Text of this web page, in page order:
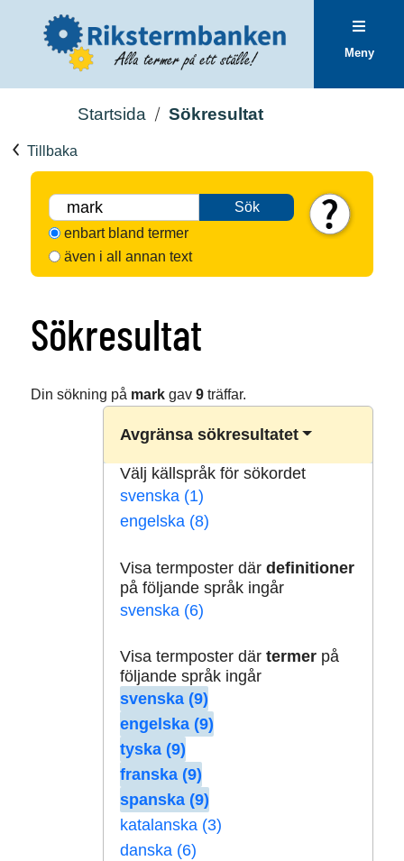
Meny
Startsida Sökresultat
Tillbaka
Sök
enbart bland termer
även i all annan text
Sökresultat
Din sökning på markgav 9träffar.
Avgränsa sökresultatet
Välj källspråk för sökordet
svenska (1)
engelska (8)
Visa termposter där definitioner
på följande språk ingår
svenska (6)
Visa termposter där termerpå
följande språk ingår
svenska (9)
engelska (9)
tyska (9)
franska (9)
spanska (9)
katalanska (3)
danska (6)